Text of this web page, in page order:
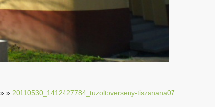
» » 20110530_1412427784_tuzoltoverseny-tiszanana07